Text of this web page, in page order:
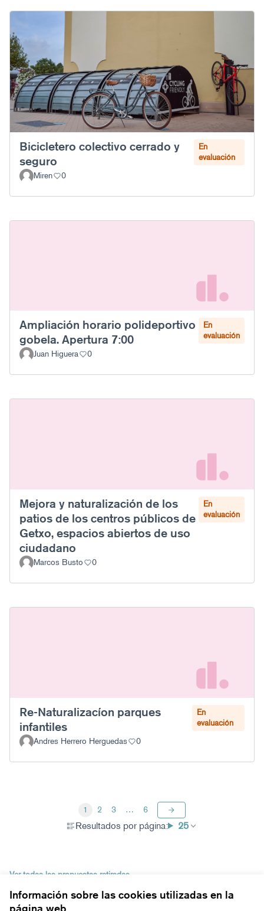
Información sobre las cookies utilizadas en la
Bicicletero colectivo cerrado y
seguro
En
evaluación
Miren
0
Ampliación horario polideportivo
gobela. Apertura 7:00
En
evaluación
Juan Higuera
0
Mejora y naturalización de los
patios de los centros públicos de
Getxo, espacios abiertos de uso
ciudadano
En
evaluación
Marcos Busto 0
Re-Naturalizacíon parques
infantiles
En
evaluación
Andres Herrero Herguedas
0
Resultados por página: 25
1 2 3 … 6
Ver todas las propuestas retiradas